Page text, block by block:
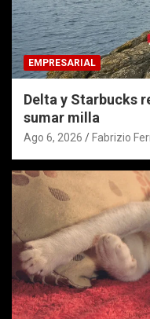
EMPRESARIAL
Delta y Starbucks
sumar milla
Ago 6, 2026 Fabrizio